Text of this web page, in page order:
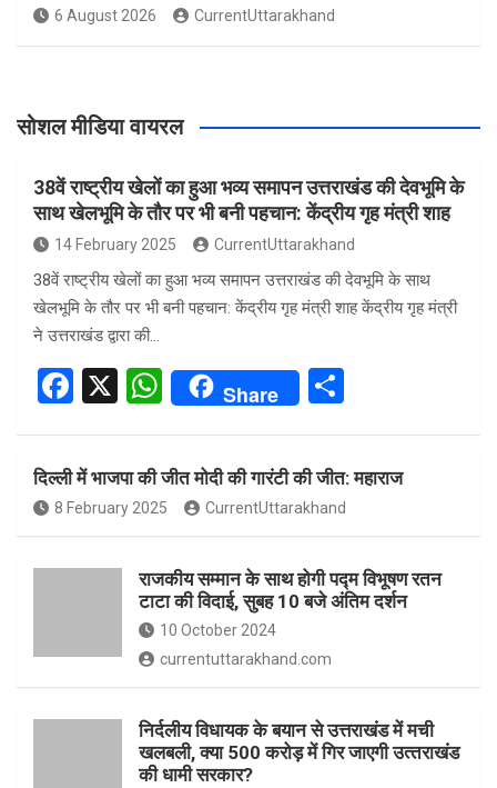
6 August 2026 CurrentUttarakhand
सोशल मीडिया वायरल
38वें राष्ट्रीय खेलों का हुआ भव्य समापन उत्तराखंड की देवभूमि के
साथ खेलभूमि के तौर पर भी बनी पहचान: केंद्रीय गृह मंत्री शाह
14 February 2025 CurrentUttarakhand
38वें राष्ट्रीय खेलों का हुआ भव्य समापन उत्तराखंड की देवभूमि के साथ
खेलभूमि के तौर पर भी बनी पहचान: केंद्रीय गृह मंत्री शाह केंद्रीय गृह मंत्री
ने उत्तराखंड द्वारा की…
F
ce
b
o
o
X
W
at
s
A
p
p
Share
e
दिल्ली में भाजपा की जीत मोदी की गारंटी की जीत: महाराज
8 February 2025 CurrentUttarakhand
राजकीय सम्मान के साथ होगी पद्म विभूषण रतन
टाटा की विदाई, सुबह 10 बजे अंतिम दर्शन
10 October 2024
currentuttarakhand.com
निर्दलीय विधायक के बयान से उत्तराखंड में मची
खलबली, क्‍या 500 करोड़ में गिर जाएगी उत्‍तराखंड
की धामी सरकार?